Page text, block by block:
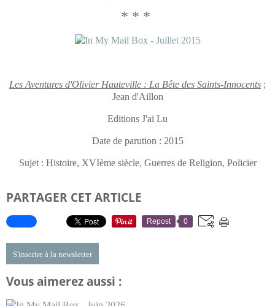
* * *
Les Aventures d'Olivier Hauteville : La Bête des Saints-Innocents ;
Jean d'Aillon
Editions J'ai Lu
Date de parution : 2015
Sujet : Histoire, XVIème siècle, Guerres de Religion, Policier
PARTAGER CET ARTICLE
Repost 0
S'inscrire à la newsletter
Vous aimerez aussi :